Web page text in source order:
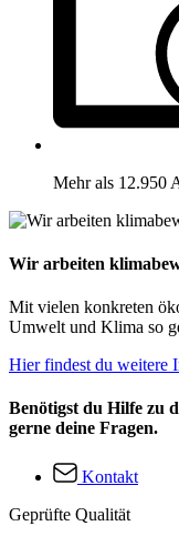
Mehr als 12.950
Wir arbeiten
Mit vielen konkreten
Umwelt und Klima so
Hier findest du weitere
Benötigst du Hilfe zu
gerne deine Fragen.
Kontakt
Geprüfte Qualität